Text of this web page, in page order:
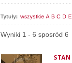
Tytuły: wszystkie A B C D E
Wyniki 1 - 6 sposród 6